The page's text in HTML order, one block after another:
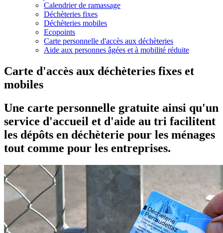
Calendrier de ramassage
Déchèteries fixes
Déchèteries mobiles
Ecopoints
Carte personnelle d'accès aux déchèteries
Aide aux personnes âgées et à mobilité réduite
Carte d'accès aux déchèteries fixes et
mobiles
Une carte personnelle gratuite ainsi qu'un
service d'accueil et d'aide au tri facilitent
les dépôts en déchèterie pour les ménages
tout comme pour les entreprises.